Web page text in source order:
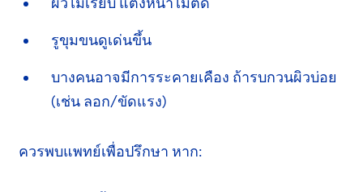
รูขุมขนดูเด่นขึ้น
บางคนอาจมีการระคายเคือง ถ้ารบกวนผิวบ่อย
(เช่น ลอก/ขัดแรง)
ควรพบแพทย์เพื่อปรึกษา หาก: